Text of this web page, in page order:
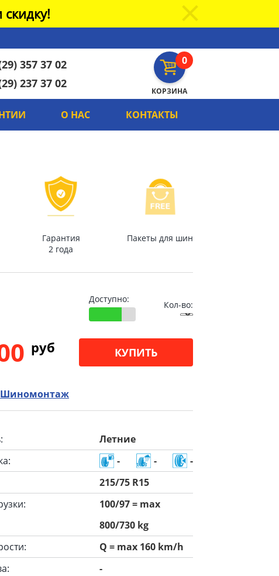
0
КОРЗИНА
357 37 02
237 37 02
О НАС КОНТАКТЫ
Гарантия
2 года
Пакеты для шин
Доступно:
Кол-во:
pуб КУПИТЬ
Шиномонтаж
Летние
- -
-
215/75 R15
100/97 = max
800/730 kg
Q = max 160 km/h
-